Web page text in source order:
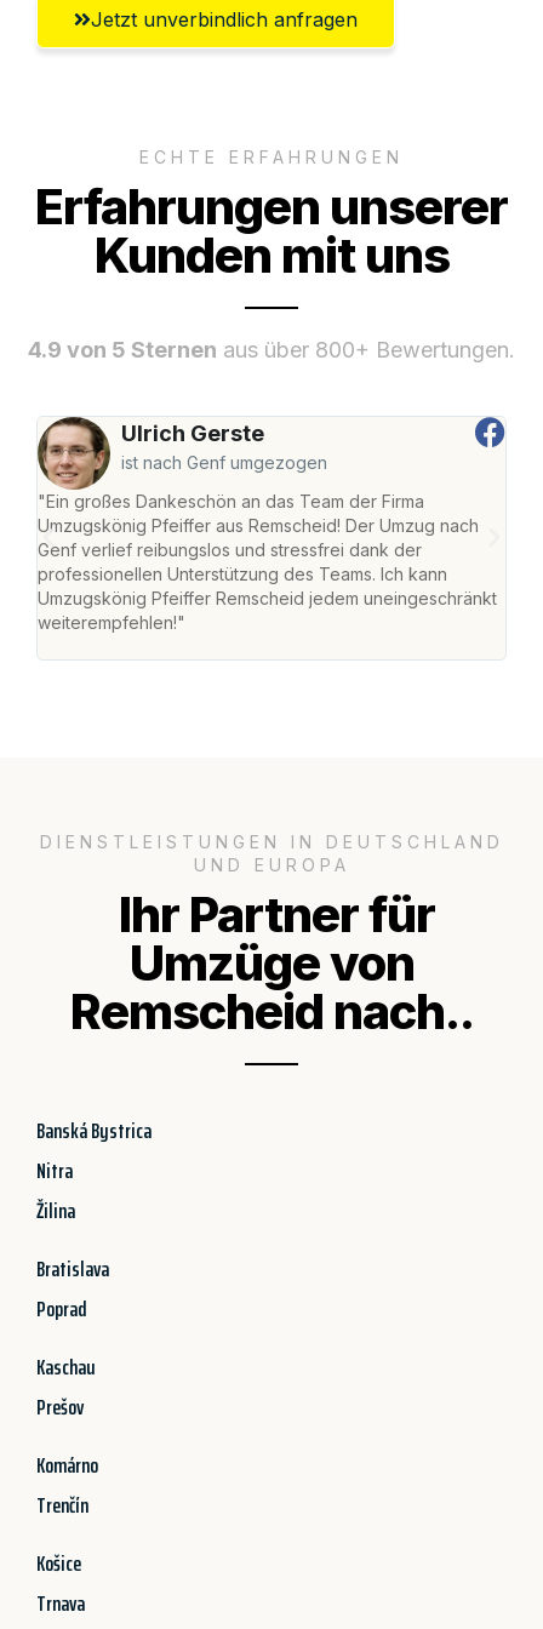
Jetzt unverbindlich anfragen
ECHTE ERFAHRUNGEN
Erfahrungen unserer
Kunden mit uns
4.9 von 5 Sternen aus über 800+ Bewertungen.
Ulrich Gerste
ist nach Genf umgezogen
"Ein großes Dankeschön an das Team der Firma
Umzugskönig Pfeiffer aus Remscheid! Der Umzug nach
Genf verlief reibungslos und stressfrei dank der
professionellen Unterstützung des Teams. Ich kann
Umzugskönig Pfeiffer Remscheid jedem uneingeschränkt
weiterempfehlen!"
DIENSTLEISTUNGEN IN DEUTSCHLAND
UND EUROPA
Ihr Partner für
Umzüge von
Remscheid nach..
Banská Bystrica
Nitra
Žilina
Bratislava
Poprad
Kaschau
Prešov
Komárno
Trenčín
Košice
Trnava